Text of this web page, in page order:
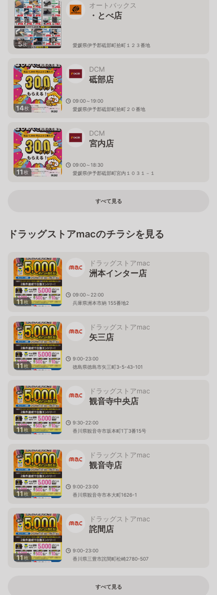
5枚
オートバックス
・とべ店
愛媛県伊予郡砥部町拾町１２３番地
14枚
DCM
砥部店
09:00～19:00
愛媛県伊予郡砥部町拾町２０番地
11枚
DCM
宮内店
09:00～18:30
愛媛県伊予郡砥部町宮内１０３１－１
すべて見る
ドラッグストアmacのチラシを見る
11枚
ドラッグストアmac
洲本インター店
09:00～22:00
兵庫県洲本市納 155番地2
11枚
ドラッグストアmac
矢三店
9:00-23:00
徳島県徳島市矢三町3-5-43-101
11枚
ドラッグストアmac
観音寺中央店
9:30-22:00
香川県観音寺市坂本町1丁3番15号
11枚
ドラッグストアmac
観音寺店
9:00-23:00
香川県観音寺市本大町1626-1
11枚
ドラッグストアmac
詫間店
9:00-23:00
香川県三豊市詫間町松崎2780-507
すべて見る